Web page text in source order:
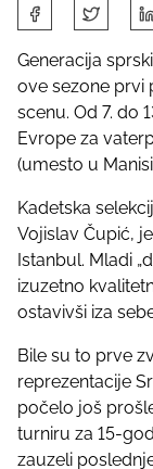
h
a
r
e
t
h
s
p
o
s
t
o
Generacija
ove sezone prvi
scenu. Od 7. do
Evrope za
(umesto u
Kadetska
Vojislav Čupić,
Istanbul. Mladi
izuzetno
ostavivši iza
Bile su to prve
reprezentacije
počelo još
turniru za 15-
zauzeli